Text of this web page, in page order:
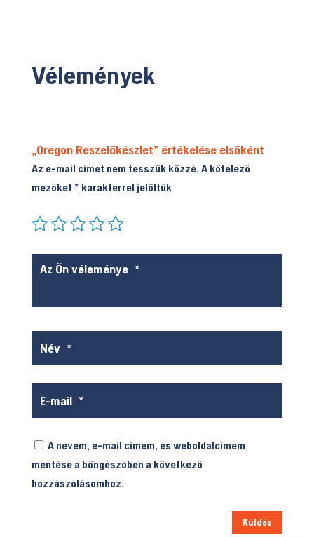
Vélemények
„Oregon Reszelőkészlet” értékelése elsőként
Az e-mail címet nem tesszük közzé. A kötelező
mezőket * karakterrel jelöltük
A nevem, e-mail címem, és weboldalcímem
mentése a böngészőben a következő
hozzászólásomhoz.
Küldés